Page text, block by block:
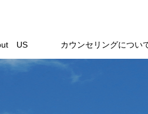
US カウンセリングについ